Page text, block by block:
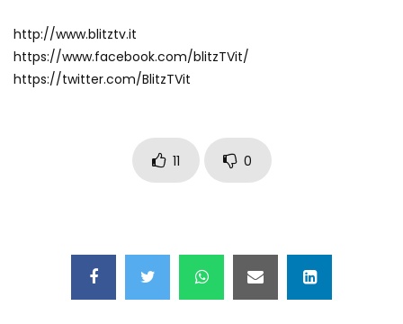
Nei casinò arriva il cambio oro
automatico
Esplode cabina elettrica sotterranea
http://www.blitztv.it
https://www.facebook.com/blitzTVit/
https://twitter.com/BlitzTVit
11 0